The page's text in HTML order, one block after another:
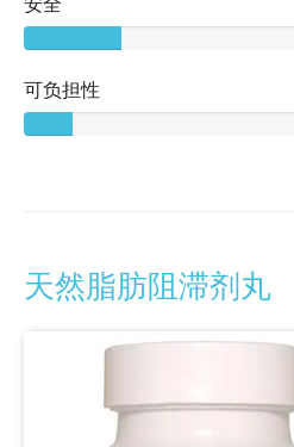
可负担性
天然脂肪阻滞剂丸